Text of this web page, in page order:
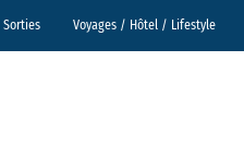
Sorties Voyages / Hôtel / Lifestyle